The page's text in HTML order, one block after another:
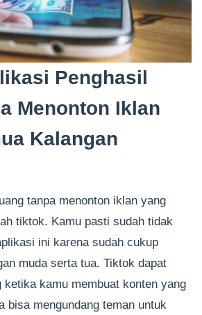
Penghasil
Menonton Iklan
Kalangan
tanpa menonton iklan yang
tiktok. Kamu pasti sudah tidak
ini karena sudah cukup
muda serta tua. Tiktok dapat
ketika kamu membuat konten yang
bisa mengundang teman untuk